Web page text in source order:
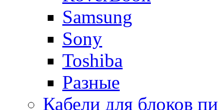
Samsung
Sony
Toshiba
Разные
Кабели для блоков